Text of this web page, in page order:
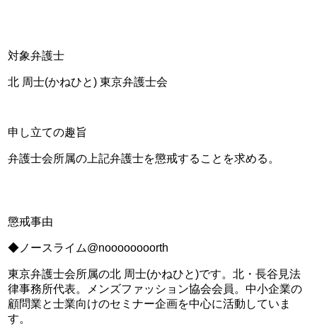
対象弁護士
北 周士(かねひと) 東京弁護士会
申し立ての趣旨
弁護士会所属の上記弁護士を懲戒することを求める。
懲戒事由
◆ノースライム@noooooooorth
東京弁護士会所属の北 周士(かねひと)です。北・長谷見法
律事務所代表。メンズファッション協会会員。中小企業の
顧問業と士業向けのセミナー企画を中心に活動していま
す。